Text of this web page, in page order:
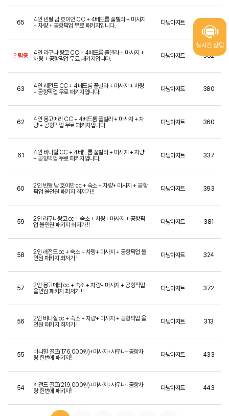
65
4인 빈펄 남 호이안 CC + 4베드룸 풀빌라 + 마사지
+ 차량 + 공항픽업 무료 패키지입니다.
다낭아지트
열람중
4인 라구나 랑코 CC + 4베드룸 풀빌라 + 마사지 +
차량 + 공항픽업 무료 패키지입니다.
다낭아지트 382
63
4인 레전드 CC + 4베드룸 풀빌라 + 마사지 + 차량
+ 공항픽업 무료 패키지입니다.
다낭아지트 380
62
4인 몽고메리 CC + 4베드룸 풀빌라 + 마사지 + 차
량 + 공항픽업 무료 패키지입니다.
다낭아지트 360
61
4인 바나힐 CC + 4베드룸 풀빌라 + 마사지 + 차량
+ 공항픽업 무료 패키지입니다.
다낭아지트 337
60
2인 빈펄 남 호이안 cc + 숙소 + 차량+ 마사지 + 공항
픽업 올인원 패키지 최저가 !!
다낭아지트 393
59
2인 라구나랑코 cc + 숙소 + 차량+ 마사지 + 공항픽
업 올인원 패키지 최저가 !!
다낭아지트 381
58
2인 레전드 cc + 숙소 + 차량+ 마사지 + 공항픽업 올
인원 패키지 최저가 !!
다낭아지트 324
57
2인 몽고메리 cc + 숙소 + 차량+ 마사지 + 공항픽업
올인원 패키지 최저가 !!
다낭아지트 372
56
2인 바나힐 cc + 숙소 + 차량+ 마사지 + 공항픽업 올
인원 패키지 최저가 !!
다낭아지트 313
55
바나힐 골프(176,000원)+마사지+사우나+공항차
량 한번에 패키지!!
다낭아지트 433
54
레전드 골프(219,000원)+마사지+사우나+공항차
량 한번에 패키지!!
다낭아지트 443
실시간 상담